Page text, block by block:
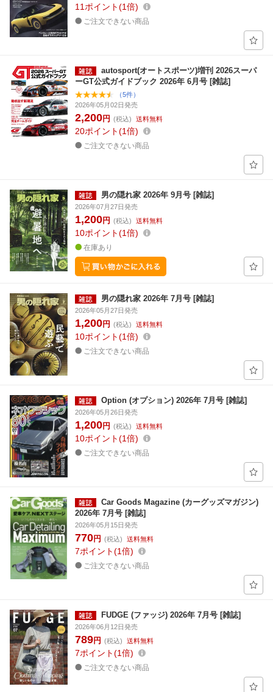
11 ポイント 1倍
ご注文できない商品
autosport(オートスポーツ)増刊 2026スーパ
ーGT公式ガイドブック 2026年 6月号 [雑誌]
（5件）
2026年05月02日発売
2,200円 (税込) 送料無料
20ポイント 1倍
ご注文できない商品
男の隠れ家 2026年 9月号 [雑誌]
2026年07月27日発売
1,200円 (税込) 送料無料
10ポイント 1倍
在庫あり
男の隠れ家 2026年 7月号 [雑誌]
2026年05月27日発売
1,200円 (税込) 送料無料
10ポイント 1倍
ご注文できない商品
Option (オプション) 2026年 7月号 [雑誌]
2026年05月26日発売
1,200円 (税込) 送料無料
10ポイント 1倍
ご注文できない商品
Car Goods Magazine (カーグッズマガジン)
2026年 7月号 [雑誌]
2026年05月15日発売
770円 (税込) 送料無料
7ポイント 1倍
ご注文できない商品
FUDGE (ファッジ) 2026年 7月号 [雑誌]
2026年06月12日発売
789円 (税込) 送料無料
7ポイント 1倍
ご注文できない商品